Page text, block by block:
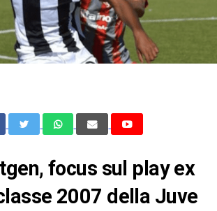
focus sul play ex
2007 della Juve